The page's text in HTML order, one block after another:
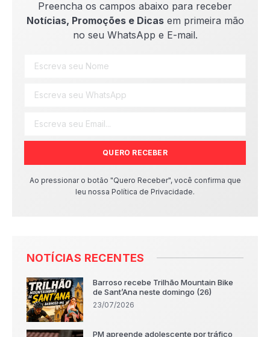
Preencha os campos abaixo para receber
Notícias, Promoções e Dicasem primeira mão
no seu WhatsApp e E-mail.
QUERO RECEBER
Ao pressionar o botão "Quero Receber", você confirma que
leu nossa Política de Privacidade.
NOTÍCIAS RECENTES
Barroso recebe Trilhão Mountain Bike
de Sant’Ana neste domingo (26)
23/07/2026
PM apreende adolescente por tráfico